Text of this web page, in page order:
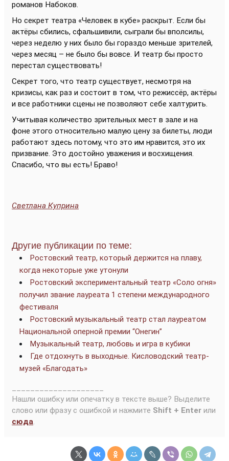
романов Набоков.
Но секрет театра «Человек в кубе» раскрыт. Если бы
актёры сбились, сфальшивили, сыграли бы вполсилы,
через неделю у них было бы гораздо меньше зрителей,
через месяц – не было бы вовсе. И театр бы просто
перестал существовать!
Секрет того, что театр существует, несмотря на
кризисы, как раз и состоит в том, что режиссёр, актёры
и все работники сцены не позволяют себе халтурить.
Учитывая количество зрительных мест в зале и на
фоне этого относительно малую цену за билеты, люди
работают здесь потому, что это им нравится, это их
призвание. Это достойно уважения и восхищения.
Спасибо, что вы есть! Браво!
Светлана Куприна
Другие публикации по теме:
Ростовский театр, который держится на плаву,
когда некоторые уже утонули
Ростовский экспериментальный театр «Соло огня»
получил звание лауреата 1 степени международного
фестиваля
Ростовский музыкальный театр стал лауреатом
Национальной оперной премии “Онегин”
Музыкальный театр, любовь и игра в кубики
Где отдохнуть в выходные. Кисловодский театр-
музей «Благодать»
Нашли ошибку или опечатку в тексте выше? Выделите
слово или фразу с ошибкой и нажмите Shift + Enter или
сюда.